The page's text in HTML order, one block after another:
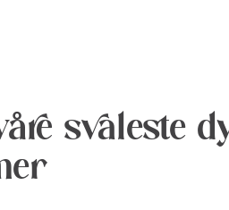
svaleste